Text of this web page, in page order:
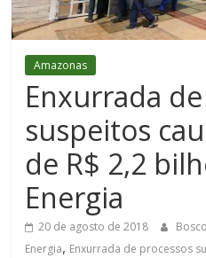
Figueiredo
Amazonas
Enxurrada
suspeitos
de R$ 2,2
Energia
20 de agosto de 2018
Energia, Enxurrada de processos